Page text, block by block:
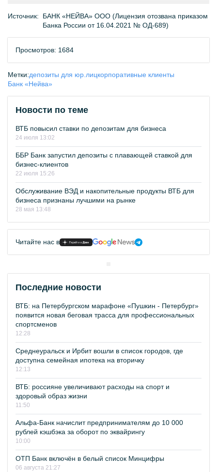
Источник:
БАНК «НЕЙВА» ООО (Лицензия отозвана приказом
Банка России от 16.04.2021 № ОД-689)
Просмотров: 1684
Метки:депозиты для юр.лицкорпоративные клиенты
Банк «Нейва»
Новости по теме
ВТБ повысил ставки по депозитам для бизнеса
24 июля 13:02
ББР Банк запустил депозиты с плавающей ставкой для
бизнес-клиентов
22 июля 15:26
Обслуживание ВЭД и накопительные продукты ВТБ для
бизнеса признаны лучшими на рынке
28 мая 13:48
Читайте нас в
Последние новости
ВТБ: на Петербургском марафоне «Пушкин - Петербург»
появится новая беговая трасса для профессиональных
спортсменов
12:28
Среднеуральск и Ирбит вошли в список городов, где
доступна семейная ипотека на вторичку
12:13
ВТБ: россияне увеличивают расходы на спорт и
здоровый образ жизни
11:50
Альфа-Банк начислит предпринимателям до 10 000
рублей кэшбэка за оборот по эквайрингу
10:00
ОТП Банк включён в белый список Минцифры
06 августа 21:27